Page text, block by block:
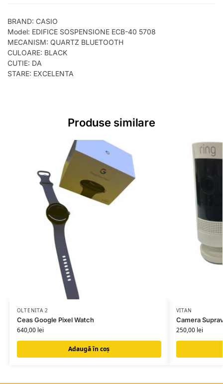
BRAND: CASIO
Model: EDIFICE SOSPENSIONE ECB-40 5708
MECANISM: QUARTZ BLUETOOTH
CULOARE: BLACK
CUTIE: DA
STARE: EXCELENTA
Produse similare
OLTENITA 2
Ceas Google Pixel Watch
640,00 lei
Adaugă în coș
VITAN
Camera
250,00 lei